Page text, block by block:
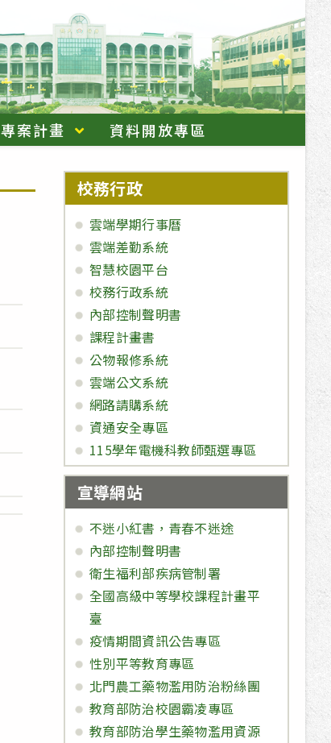
專案計畫 資料開放專區
校務行政
雲端學期行事曆
雲端差勤系統
智慧校園平台
校務行政系統
內部控制聲明書
課程計畫書
公物報修系統
雲端公文系統
網路請購系統
資通安全專區
115學年電機科教師甄選專區
宣導網站
不迷小紅書，青春不迷途
內部控制聲明書
衛生福利部疾病管制署
全國高級中等學校課程計畫平
臺
疫情期間資訊公告專區
性別平等教育專區
北門農工藥物濫用防治粉絲團
教育部防治校園霸凌專區
教育部防治學生藥物濫用資源